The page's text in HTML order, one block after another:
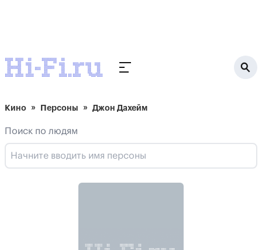
Кино Персоны Джон Дахейм
Поиск по людям